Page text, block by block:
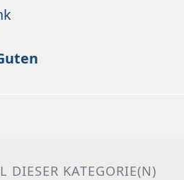
DIESER KATEGORIE(N)